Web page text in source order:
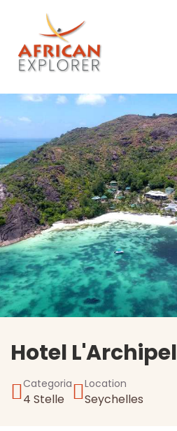
Hotel L'Archipel
Categoria
4 Stelle
Location
Seychelles